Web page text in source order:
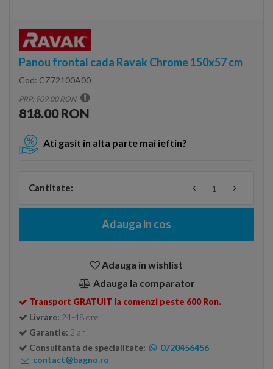
Panou frontal cada Ravak Chrome 150x57 cm
Cod: CZ72100A00
PRP: 909.00 RON
818.00 RON
Ati gasit in alta parte mai ieftin?
Cantitate:
Adauga in cos
Adauga in wishlist
Adauga la comparator
Transport GRATUIT la comenzi peste 600 Ron.
Livrare: 24-48 ore
Garantie: 2 ani
Consultanta de specialitate:
0720456456
contact@bagno.ro